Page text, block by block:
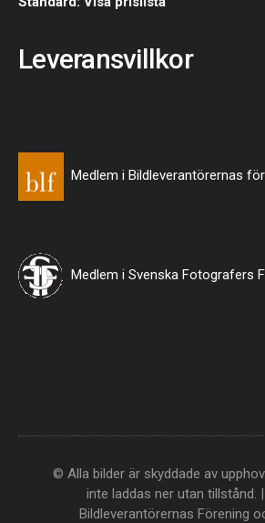
Leveransvillkor
Medlem i Bildleverantörernas
Medlem i Svenska Fotografers
© Alla bilder är skyddade av
inte laddas ner utan tillstånd.
Bildleverantörernas Förening